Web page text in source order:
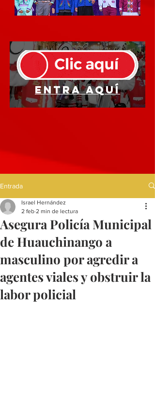
Entra aquí
Entrada
Asegura Policía Municipal
de Huauchinango a
masculino por agredir a
agentes viales y obstruir la
labor policial
Israel Hernández
2 feb 2 min de lectura